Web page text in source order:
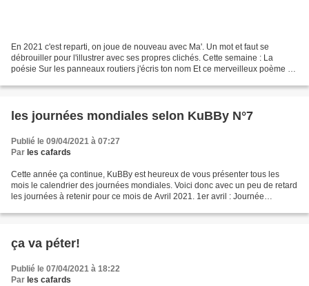
En 2021 c'est reparti, on joue de nouveau avec Ma'. Un mot et faut se
débrouiller pour l'illustrer avec ses propres clichés. Cette semaine : La
poésie Sur les panneaux routiers j'écris ton nom Et ce merveilleux poème de
les journées mondiales selon KuBBy N°7
Publié le 09/04/2021 à 07:27
Par les cafards
Cette année ça continue, KuBBy est heureux de vous présenter tous les
mois le calendrier des journées mondiales. Voici donc avec un peu de retard
les journées à retenir pour ce mois de Avril 2021. 1er avril : Journée
ça va péter!
Publié le 07/04/2021 à 18:22
Par les cafards